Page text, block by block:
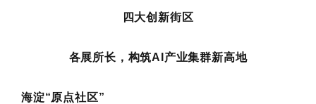
四大创新街区
各展所长，构筑AI产业集群新高地
海淀“原点社区”